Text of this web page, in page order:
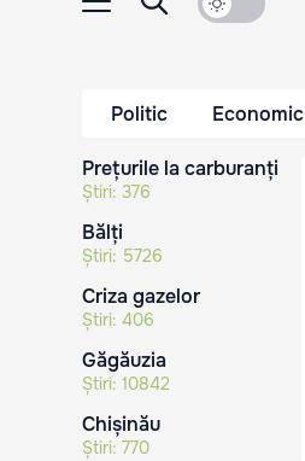
Politic Economic
Prețurile la carburanți
Știri: 376
Bălți
Știri: 5726
Criza gazelor
Știri: 406
Găgăuzia
Știri: 10842
Chișinău
Știri: 770